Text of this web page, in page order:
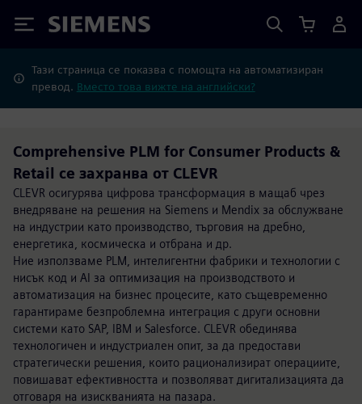
Siemens
Тази страница се показва с помощта на автоматизиран
превод. Вместо това вижте на английски?
Comprehensive PLM for Consumer Products &
Retail се захранва от CLEVR
CLEVR осигурява цифрова трансформация в мащаб чрез
внедряване на решения на Siemens и Mendix за обслужване
на индустрии като производство, търговия на дребно,
енергетика, космическа и отбрана и др.
Ние използваме PLM, интелигентни фабрики и технологии с
нисък код и AI за оптимизация на производството и
автоматизация на бизнес процесите, като същевременно
гарантираме безпроблемна интеграция с други основни
системи като SAP, IBM и Salesforce. CLEVR обединява
технологичен и индустриален опит, за да предостави
стратегически решения, които рационализират операциите,
повишават ефективността и позволяват дигитализацията да
отговаря на изискванията на пазара.